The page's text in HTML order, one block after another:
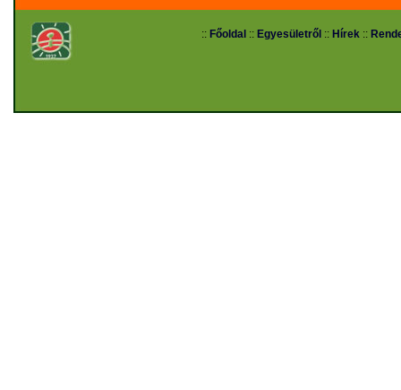
:: Főoldal :: Egyesületről :: Hírek ::